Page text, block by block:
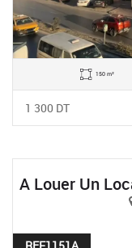
150 m²
1 300 DT